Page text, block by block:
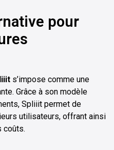
pour
s’impose comme une
Grâce à son modèle
Spliiit permet de
utilisateurs, offrant ainsi
coûts.